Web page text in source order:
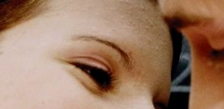
Faste Spalter
Kropp
Leserbrev / Novelle
Preferanser
Relasjoner
Reproduksjon
Samfunn
Erotiske noveller/bilder
Kontaktannonser
Erotiske noveller/bilder
Brukeravtale for Cupido Club
Hjelp/Info - FAQ